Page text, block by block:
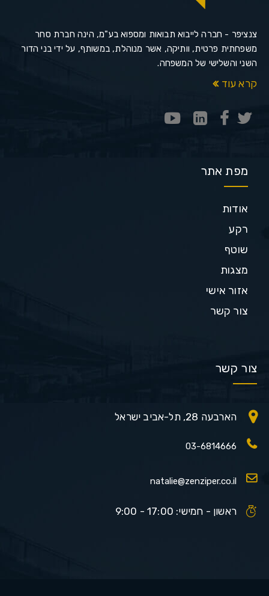
צנציפר - חברה לייבוא תבואות ומספוא בע"מ, הינה חברת סחר
משפחתית פרטית, וותיקה, אשר מנוהלת, במשותף, על ידי בני הדור
השני והשלישי של המשפחה.
קרא עוד
מפת אתר
אודות
רקע
שוטף
מצגות
אזור אישי
צור קשר
צור קשר
הארבעה 28, תל-אביב ישראל
03-6814666
natalie@zenziper.co.il
ראשון - חמישי: 17:00 - 9:00